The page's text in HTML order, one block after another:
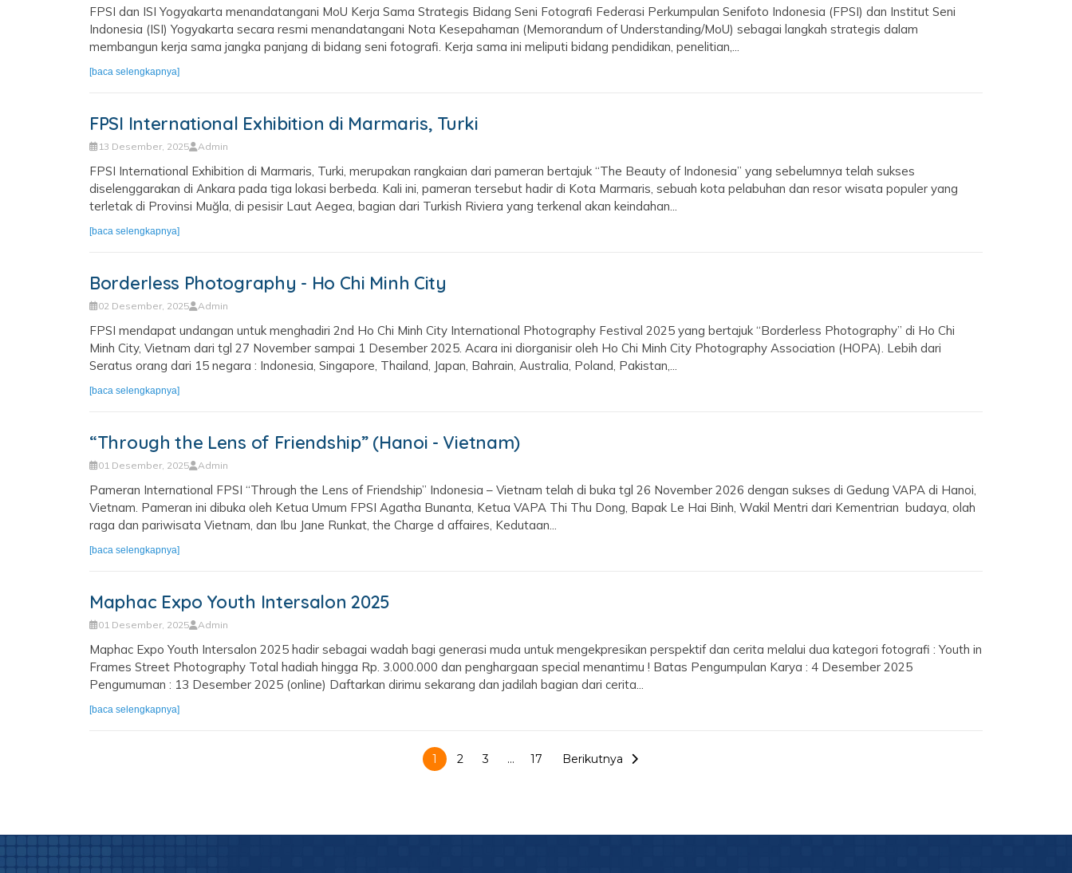
FPSI dan ISI Yogyakarta menandatangani MoU Kerja Sama Strategis Bidang Seni Fotografi Federasi Perkumpulan Senifoto Indonesia (FPSI) dan Institut Seni
Indonesia (ISI) Yogyakarta secara resmi menandatangani Nota Kesepahaman (Memorandum of Understanding/MoU) sebagai langkah strategis dalam
membangun kerja sama jangka panjang di bidang seni fotografi. Kerja sama ini meliputi bidang pendidikan, penelitian,...
[baca selengkapnya]
FPSI International Exhibition di Marmaris, Turki
13 Desember, 2025 Admin
FPSI International Exhibition di Marmaris, Turki, merupakan rangkaian dari pameran bertajuk “The Beauty of Indonesia” yang sebelumnya telah sukses
diselenggarakan di Ankara pada tiga lokasi berbeda. Kali ini, pameran tersebut hadir di Kota Marmaris, sebuah kota pelabuhan dan resor wisata populer yang
terletak di Provinsi Muğla, di pesisir Laut Aegea, bagian dari Turkish Riviera yang terkenal akan keindahan...
[baca selengkapnya]
Borderless Photography - Ho Chi Minh City
02 Desember, 2025 Admin
FPSI mendapat undangan untuk menghadiri 2nd Ho Chi Minh City International Photography Festival 2025 yang bertajuk “Borderless Photography” di Ho Chi
Minh City, Vietnam dari tgl 27 November sampai 1 Desember 2025. Acara ini diorganisir oleh Ho Chi Minh City Photography Association (HOPA). Lebih dari
Seratus orang dari 15 negara : Indonesia, Singapore, Thailand, Japan, Bahrain, Australia, Poland, Pakistan,...
[baca selengkapnya]
“Through the Lens of Friendship” (Hanoi - Vietnam)
01 Desember, 2025 Admin
Pameran International FPSI “Through the Lens of Friendship” Indonesia – Vietnam telah di buka tgl 26 November 2026 dengan sukses di Gedung VAPA di Hanoi,
Vietnam. Pameran ini dibuka oleh Ketua Umum FPSI Agatha Bunanta, Ketua VAPA Thi Thu Dong, Bapak Le Hai Binh, Wakil Mentri dari Kementrian budaya, olah
raga dan pariwisata Vietnam, dan Ibu Jane Runkat, the Charge d affaires, Kedutaan...
[baca selengkapnya]
Maphac Expo Youth Intersalon 2025
01 Desember, 2025 Admin
Maphac Expo Youth Intersalon 2025 hadir sebagai wadah bagi generasi muda untuk mengekpresikan perspektif dan cerita melalui dua kategori fotografi : Youth in
Frames Street Photography Total hadiah hingga Rp. 3.000.000 dan penghargaan special menantimu ! Batas Pengumpulan Karya : 4 Desember 2025
Pengumuman : 13 Desember 2025 (online) Daftarkan dirimu sekarang dan jadilah bagian dari cerita...
[baca selengkapnya]
1 2 3 … 17 Berikutnya